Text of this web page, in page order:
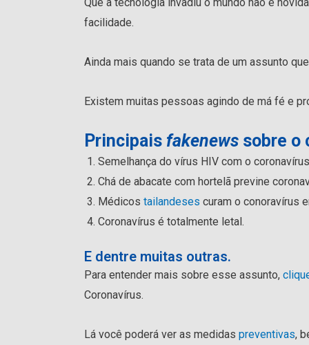
facilidade.
Ainda mais quando se trata de um assunto
Existem muitas pessoas agindo de má fé e
Principais fakenews sobre o
Semelhança do vírus HIV com o
Chá de abacate com hortelã previne
Médicos tailandeses curam o conoravírus
Coronavírus é totalmente letal.
E dentre muitas outras.
Para entender mais sobre esse assunto,
Coronavírus.
Lá você poderá ver as medidas preventivas,